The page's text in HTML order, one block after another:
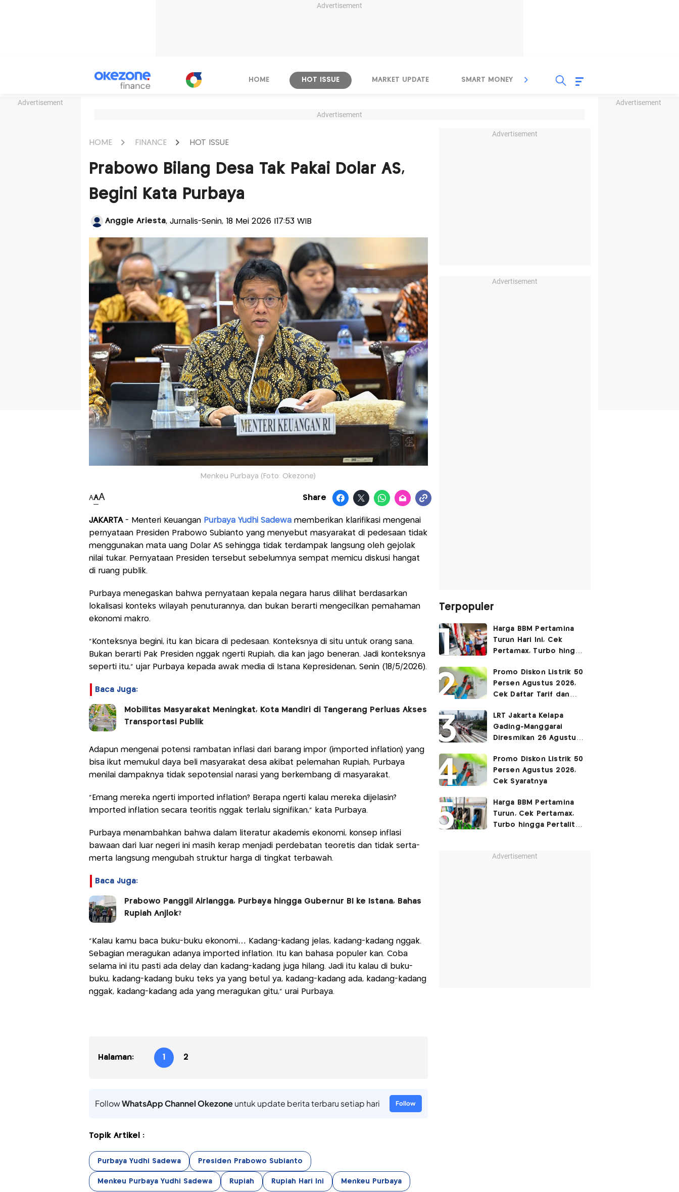
Advertisement
Advertisement Advertisement
HOME HOT ISSUE MARKET UPDATE SMART MONEY INSPIRASI BISNIS
Advertisement
HOME FINANCE HOT ISSUE
Prabowo Bilang Desa Tak Pakai Dolar AS,
Begini Kata Purbaya
Anggie Ariesta, Jurnalis-Senin, 18 Mei 2026 |17:53 WIB
Menkeu Purbaya (Foto: Okezone)
AAA Share
JAKARTA- Menteri Keuangan Purbaya Yudhi Sadewamemberikan klarifikasi mengenai
pernyataan Presiden Prabowo Subianto yang menyebut masyarakat di pedesaan tidak
menggunakan mata uang Dolar AS sehingga tidak terdampak langsung oleh gejolak
nilai tukar. Pernyataan Presiden tersebut sebelumnya sempat memicu diskusi hangat
di ruang publik.
Purbaya menegaskan bahwa pernyataan kepala negara harus dilihat berdasarkan
lokalisasi konteks wilayah penuturannya, dan bukan berarti mengecilkan pemahaman
ekonomi makro.
“Konteksnya begini, itu kan bicara di pedesaan. Konteksnya di situ untuk orang sana.
Bukan berarti Pak Presiden nggak ngerti Rupiah, dia kan jago beneran. Jadi konteksnya
seperti itu,” ujar Purbaya kepada awak media di Istana Kepresidenan, Senin (18/5/2026).
Baca Juga:
Mobilitas Masyarakat Meningkat, Kota Mandiri di Tangerang Perluas Akses
Transportasi Publik
Adapun mengenai potensi rambatan inflasi dari barang impor (imported inflation) yang
bisa ikut memukul daya beli masyarakat desa akibat pelemahan Rupiah, Purbaya
menilai dampaknya tidak sepotensial narasi yang berkembang di masyarakat.
“Emang mereka ngerti imported inflation? Berapa ngerti kalau mereka dijelasin?
Imported inflation secara teoritis nggak terlalu signifikan," kata Purbaya.
Purbaya menambahkan bahwa dalam literatur akademis ekonomi, konsep inflasi
bawaan dari luar negeri ini masih kerap menjadi perdebatan teoretis dan tidak serta-
merta langsung mengubah struktur harga di tingkat terbawah.
Baca Juga:
Prabowo Panggil Airlangga, Purbaya hingga Gubernur BI ke Istana, Bahas
Rupiah Anjlok?
"Kalau kamu baca buku-buku ekonomi… Kadang-kadang jelas, kadang-kadang nggak.
Sebagian meragukan adanya imported inflation. Itu kan bahasa populer kan. Coba
selama ini itu pasti ada delay dan kadang-kadang juga hilang. Jadi itu kalau di buku-
buku, kadang-kadang buku teks ya yang betul ya, kadang-kadang ada, kadang-kadang
nggak, kadang-kadang ada yang meragukan gitu,” urai Purbaya.
Halaman: 1 2
FollowWhatsApp Channel Okezoneuntuk update berita terbaru setiap hari Follow
Topik Artikel :
Purbaya Yudhi Sadewa Presiden Prabowo Subianto
Menkeu Purbaya Yudhi Sadewa Rupiah Rupiah Hari Ini Menkeu Purbaya
Advertisement
Advertisement
Terpopuler
Harga BBM Pertamina
Turun Hari Ini, Cek
Pertamax, Turbo hingga
2026
Promo Diskon Listrik 50
Persen Agustus 2026,
Cek Daftar Tarif dan
LRT Jakarta Kelapa
Gading-Manggarai
Diresmikan 26 Agustus
Promo Diskon Listrik 50
Persen Agustus 2026,
Cek Syaratnya
Harga BBM Pertamina
Turun, Cek Pertamax,
Turbo hingga Pertalite
Advertisement